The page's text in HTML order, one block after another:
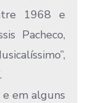
1968 e
Pacheco,
e em alguns